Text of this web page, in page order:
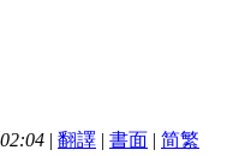
| 翻譯 | 書面 | 简繁